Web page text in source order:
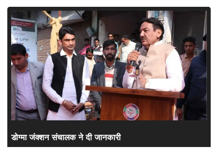
डोग्मा जंक्शन संचालक ने दी जानकारी